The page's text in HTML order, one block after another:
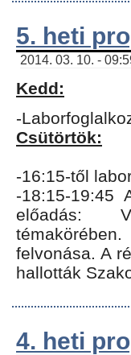
5. heti
2014. 03. 10. -
Kedd:
-
Csütörtök:
-16:15-től
-18:15-19:45
előadás:
felvonása. A
hallották
4. heti